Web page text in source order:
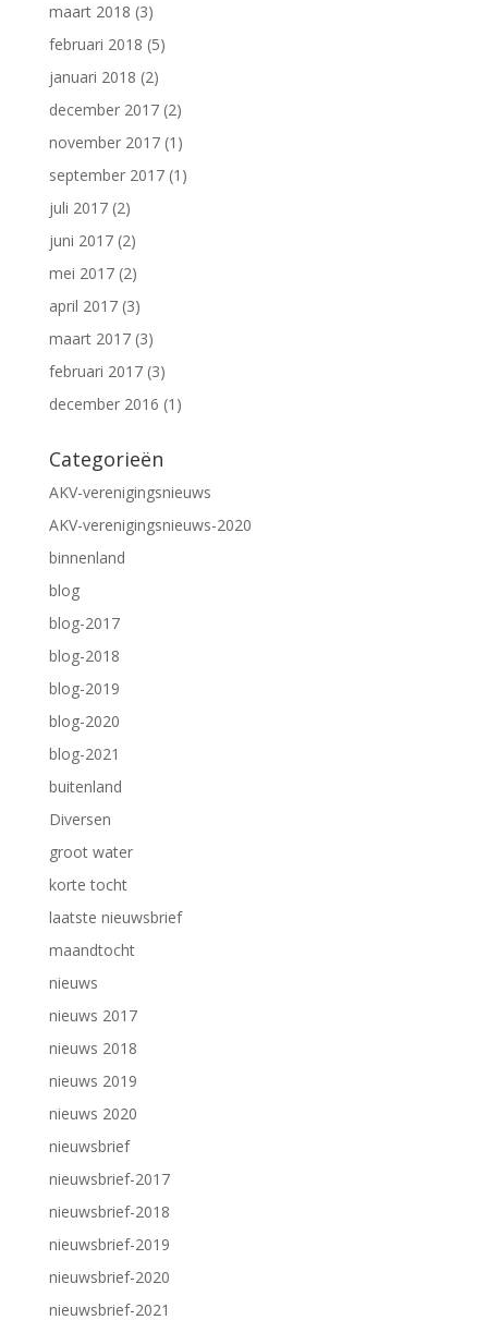
maart 2018 (3)
februari 2018 (5)
januari 2018 (2)
december 2017(2)
november 2017(1)
september 2017(1)
juli 2017(2)
juni 2017(2)
mei 2017(2)
april 2017(3)
maart 2017(3)
februari 2017(3)
december 2016 (1)
Categorieën
AKV-verenigingsnieuws
AKV-verenigingsnieuws-2020
binnenland
blog
blog-2017
blog-2018
blog-2019
blog-2020
blog-2021
buitenland
Diversen
groot water
korte tocht
laatste nieuwsbrief
maandtocht
nieuws
nieuws 2017
nieuws 2018
nieuws 2019
nieuws 2020
nieuwsbrief
nieuwsbrief-2017
nieuwsbrief-2018
nieuwsbrief-2019
nieuwsbrief-2020
nieuwsbrief-2021